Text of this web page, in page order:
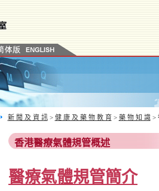
新 聞 及 資 訊> 健 康 及 藥 物 教 育> 藥 物 知 識>
香港醫療氣體規管概述
醫療氣體規管簡介